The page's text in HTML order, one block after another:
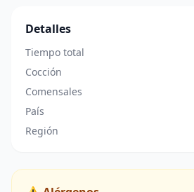
Detalles
Tiempo total
Cocción
Comensales
País
Región